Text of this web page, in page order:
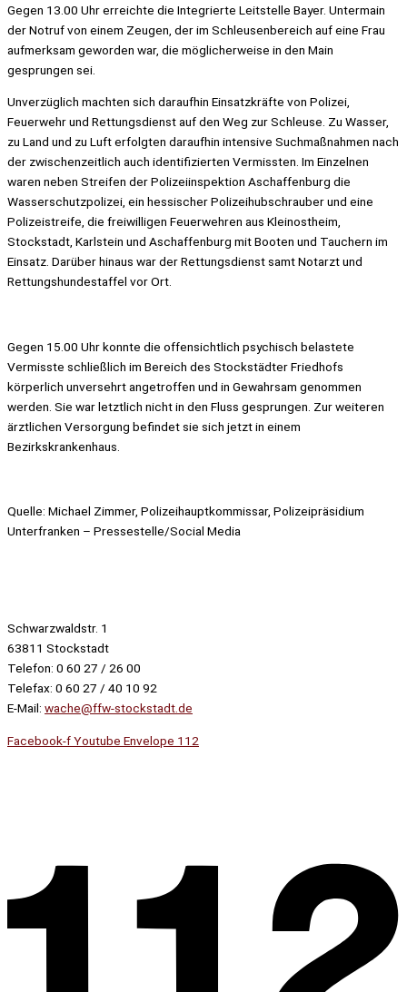
Gegen 13.00 Uhr erreichte die Integrierte Leitstelle Bayer. Untermain
der Notruf von einem Zeugen, der im Schleusenbereich auf eine Frau
aufmerksam geworden war, die möglicherweise in den Main
gesprungen sei.
Unverzüglich machten sich daraufhin Einsatzkräfte von Polizei,
Feuerwehr und Rettungsdienst auf den Weg zur Schleuse. Zu Wasser,
zu Land und zu Luft erfolgten daraufhin intensive Suchmaßnahmen nach
der zwischenzeitlich auch identifizierten Vermissten. Im Einzelnen
waren neben Streifen der Polizeiinspektion Aschaffenburg die
Wasserschutzpolizei, ein hessischer Polizeihubschrauber und eine
Polizeistreife, die freiwilligen Feuerwehren aus Kleinostheim,
Stockstadt, Karlstein und Aschaffenburg mit Booten und Tauchern im
Einsatz. Darüber hinaus war der Rettungsdienst samt Notarzt und
Rettungshundestaffel vor Ort.
Gegen 15.00 Uhr konnte die offensichtlich psychisch belastete
Vermisste schließlich im Bereich des Stockstädter Friedhofs
körperlich unversehrt angetroffen und in Gewahrsam genommen
werden. Sie war letztlich nicht in den Fluss gesprungen. Zur weiteren
ärztlichen Versorgung befindet sie sich jetzt in einem
Bezirkskrankenhaus.
Quelle: Michael Zimmer, Polizeihauptkommissar, Polizeipräsidium
Unterfranken – Pressestelle/Social Media
Schwarzwaldstr. 1
63811 Stockstadt
Telefon: 0 60 27 / 26 00
Telefax: 0 60 27 / 40 10 92
E-Mail: wache@ffw-stockstadt.de
Facebook-fYoutube Envelope 112